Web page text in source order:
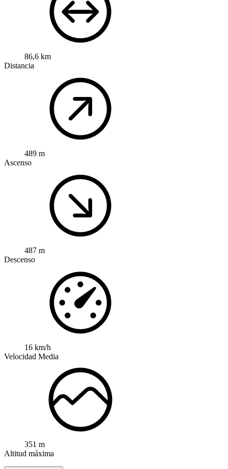
86,6 km
Distancia
489 m
Ascenso
487 m
Descenso
16 km/h
Velocidad Media
351 m
Altitud máxima